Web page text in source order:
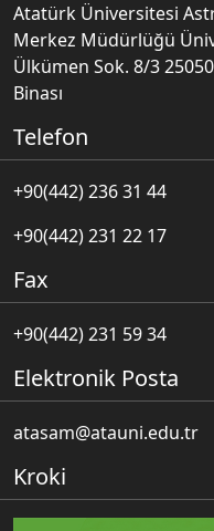
Atatürk Üniversitesi
Merkez Müdürlüğü
Ülkümen Sok. 8/3
Binası
Telefon
+90(442) 236 31 44
+90(442) 231 22 17
Fax
+90(442) 231 59 34
Elektronik Posta
atasam@atauni.edu.tr
Kroki